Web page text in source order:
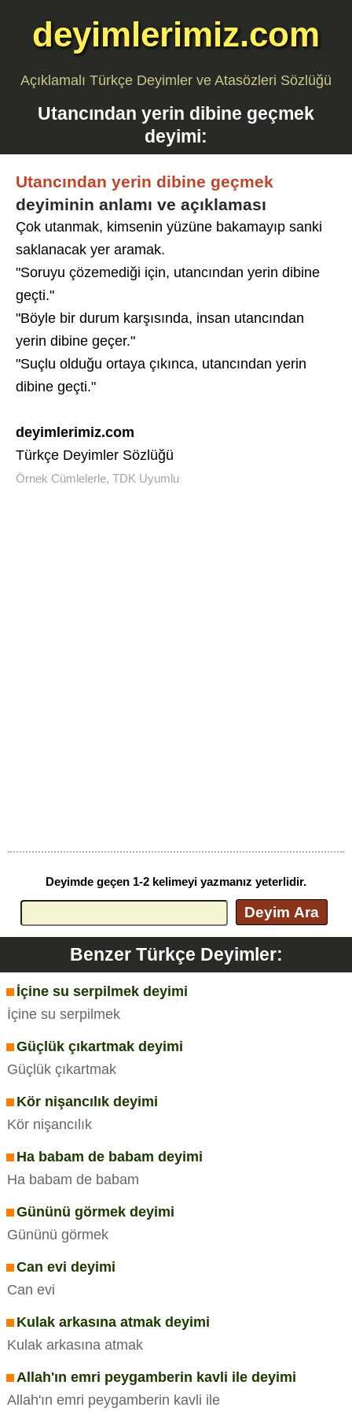
deyimlerimiz.com
Açıklamalı Türkçe Deyimler ve Atasözleri Sözlüğü
Utancından yerin dibine geçmek
deyimi:
Utancından yerin dibine geçmek
deyiminin anlamı ve açıklaması
Çok utanmak, kimsenin yüzüne bakamayıp sanki
saklanacak yer aramak.
"Soruyu çözemediği için, utancından yerin dibine
geçti."
"Böyle bir durum karşısında, insan utancından
yerin dibine geçer."
"Suçlu olduğu ortaya çıkınca, utancından yerin
dibine geçti."
deyimlerimiz.com
Türkçe Deyimler Sözlüğü
Örnek Cümlelerle, TDK Uyumlu
Deyimde geçen 1-2 kelimeyi yazmanız yeterlidir.
Deyim Ara
Benzer Türkçe Deyimler:
İçine su serpilmek deyimi
İçine su serpilmek
Güçlük çıkartmak deyimi
Güçlük çıkartmak
Kör nişancılık deyimi
Kör nişancılık
Ha babam de babam deyimi
Ha babam de babam
Gününü görmek deyimi
Gününü görmek
Can evi deyimi
Can evi
Kulak arkasına atmak deyimi
Kulak arkasına atmak
Allah'ın emri peygamberin kavli ile deyimi
Allah'ın emri peygamberin kavli ile